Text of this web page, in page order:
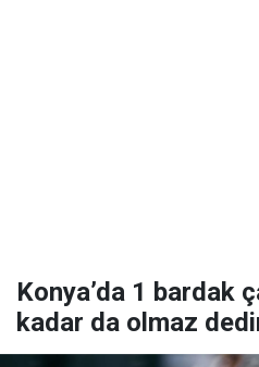
Konya’da 1 bardak
kadar da olmaz